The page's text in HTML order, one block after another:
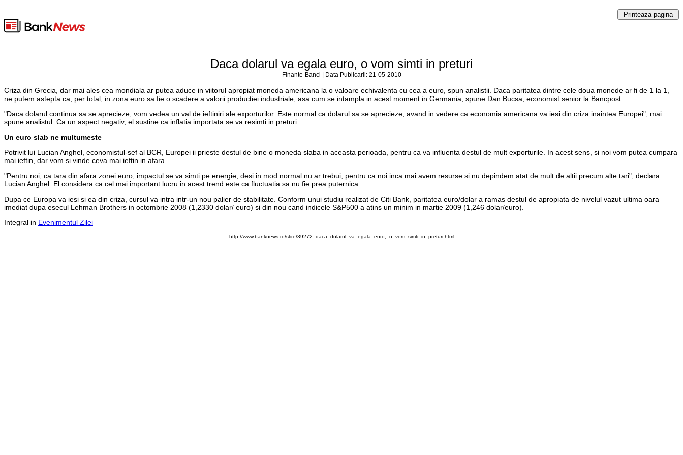
Daca dolarul va egala euro, o vom simti in preturi
Finante-Banci | Data Publicarii: 21-05-2010
Criza din Grecia, dar mai ales cea mondiala ar putea aduce in viitorul apropiat moneda americana la o valoare echivalenta cu cea a euro, spun analistii. Daca paritatea dintre cele doua monede ar fi de 1 la 1,
ne putem astepta ca, per total, in zona euro sa fie o scadere a valorii productiei industriale, asa cum se intampla in acest moment in Germania, spune Dan Bucsa, economist senior la Bancpost.
"Daca dolarul continua sa se aprecieze, vom vedea un val de ieftiniri ale exporturilor. Este normal ca dolarul sa se aprecieze, avand in vedere ca economia americana va iesi din criza inaintea Europei", mai
spune analistul. Ca un aspect negativ, el sustine ca inflatia importata se va resimti in preturi.
Un euro slab ne multumeste
Potrivit lui Lucian Anghel, economistul-sef al BCR, Europei ii prieste destul de bine o moneda slaba in aceasta perioada, pentru ca va influenta destul de mult exporturile. In acest sens, si noi vom putea cumpara
mai ieftin, dar vom si vinde ceva mai ieftin in afara.
"Pentru noi, ca tara din afara zonei euro, impactul se va simti pe energie, desi in mod normal nu ar trebui, pentru ca noi inca mai avem resurse si nu depindem atat de mult de altii precum alte tari", declara
Lucian Anghel. El considera ca cel mai important lucru in acest trend este ca fluctuatia sa nu fie prea puternica.
Dupa ce Europa va iesi si ea din criza, cursul va intra intr-un nou palier de stabilitate. Conform unui studiu realizat de Citi Bank, paritatea euro/dolar a ramas destul de apropiata de nivelul vazut ultima oara
imediat dupa esecul Lehman Brothers in octombrie 2008 (1,2330 dolar/ euro) si din nou cand indicele S&P500 a atins un minim in martie 2009 (1,246 dolar/euro).
Integral in Evenimentul Zilei
http://www.banknews.ro/stire/39272_daca_dolarul_va_egala_euro,_o_vom_simti_in_preturi.html